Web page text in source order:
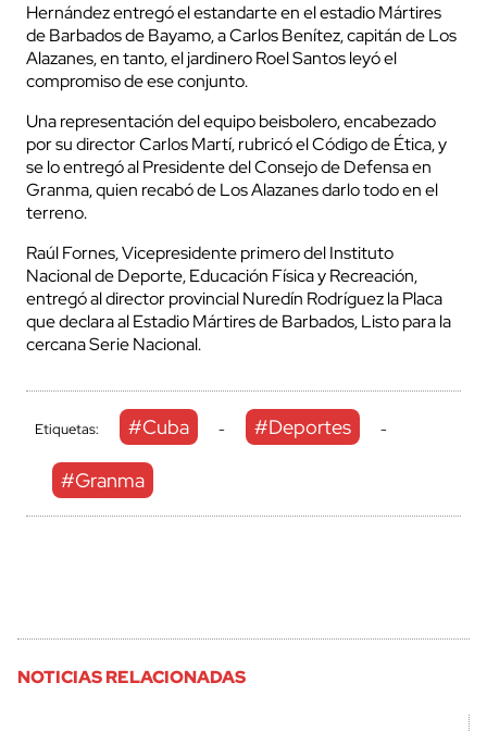
Hernández entregó el estandarte en el estadio Mártires
de Barbados de Bayamo, a Carlos Benítez, capitán de Los
Alazanes, en tanto, el jardinero Roel Santos leyó el
compromiso de ese conjunto.
Una representación del equipo beisbolero, encabezado
por su director Carlos Martí, rubricó el Código de Ética, y
se lo entregó al Presidente del Consejo de Defensa en
Granma, quien recabó de Los Alazanes darlo todo en el
terreno.
Raúl Fornes, Vicepresidente primero del Instituto
Nacional de Deporte, Educación Física y Recreación,
entregó al director provincial Nuredín Rodríguez la Placa
que declara al Estadio Mártires de Barbados, Listo para la
cercana Serie Nacional.
Etiquetas: #Cuba - #Deportes -
#Granma
NOTICIAS RELACIONADAS